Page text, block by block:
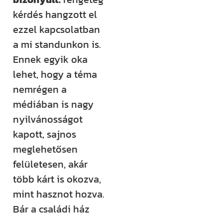
kérdés hangzott el
ezzel kapcsolatban
a mi standunkon is.
Ennek egyik oka
lehet, hogy a téma
nemrégen a
médiában is nagy
nyilvánosságot
kapott, sajnos
meglehetősen
felületesen, akár
több kárt is okozva,
mint hasznot hozva.
Bár a családi ház